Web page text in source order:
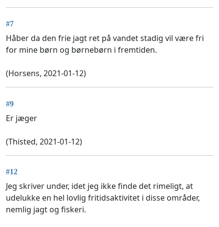
#7
Håber da den frie jagt ret på vandet stadig vil være fri
for mine børn og børnebørn i fremtiden.
(Horsens, 2021-01-12)
#9
Er jæger
(Thisted, 2021-01-12)
#12
Jeg skriver under, idet jeg ikke finde det rimeligt, at
udelukke en hel lovlig fritidsaktivitet i disse områder,
nemlig jagt og fiskeri.